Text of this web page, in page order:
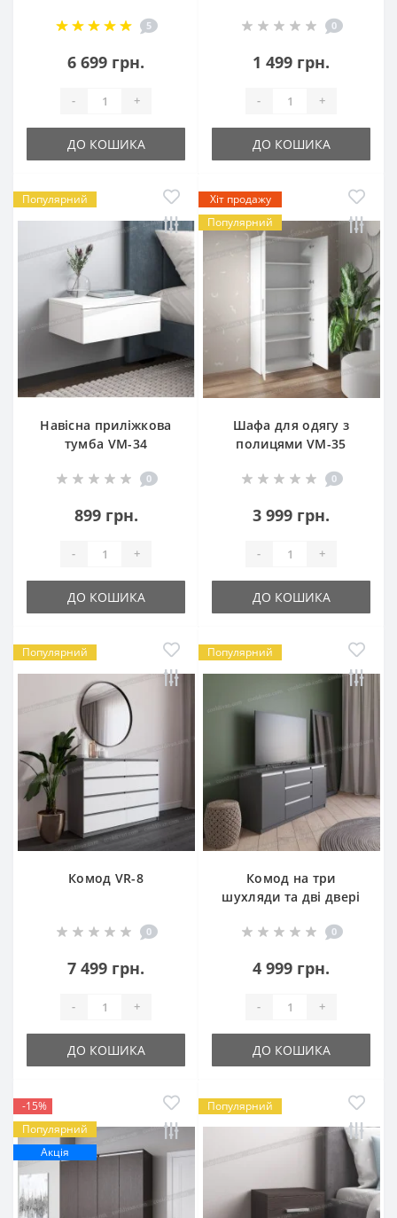
5
6 699 грн.
- +
ДО КОШИКА
0
1 499 грн.
- +
ДО КОШИКА
Популярний
Навісна приліжкова
тумба VM-34
0
899 грн.
- +
ДО КОШИКА
Хіт продажу
Популярний
Шафа для одягу з
полицями VM-35
0
3 999 грн.
- +
ДО КОШИКА
Популярний
Комод VR-8
0
7 499 грн.
- +
ДО КОШИКА
Популярний
Комод на три
шухляди та дві двері
0
4 999 грн.
- +
ДО КОШИКА
-15%
Популярний
Акція
Популярний